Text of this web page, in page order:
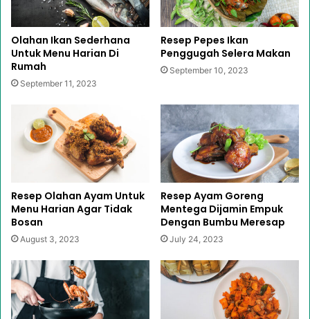
Olahan Ikan Sederhana
Untuk Menu Harian Di
Rumah
September 11, 2023
Resep Pepes Ikan
Penggugah Selera Makan
September 10, 2023
Resep Olahan Ayam Untuk
Menu Harian Agar Tidak
Bosan
August 3, 2023
Resep Ayam Goreng
Mentega Dijamin Empuk
Dengan Bumbu Meresap
July 24, 2023